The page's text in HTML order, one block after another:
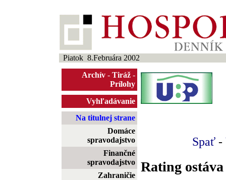
Piatok 8.Februára 2002
Archív - Tiráž -
Prílohy
Vyhľadávanie
Na titulnej strane
Domáce
spravodajstvo
Finančné
spravodajstvo
Zahraničie
Spať -
Rating ostáva